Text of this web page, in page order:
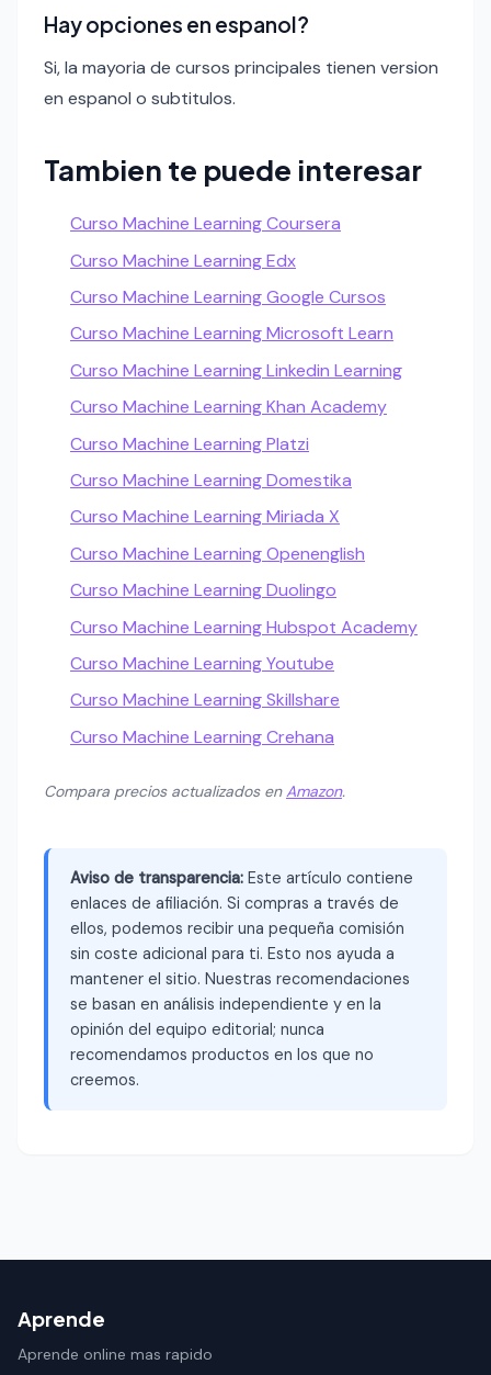
Hay opciones en espanol?
Si, la mayoria de cursos principales tienen version
en espanol o subtitulos.
Tambien te puede interesar
Curso Machine Learning Coursera
Curso Machine Learning Edx
Curso Machine Learning Google Cursos
Curso Machine Learning Microsoft Learn
Curso Machine Learning Linkedin Learning
Curso Machine Learning Khan Academy
Curso Machine Learning Platzi
Curso Machine Learning Domestika
Curso Machine Learning Miriada X
Curso Machine Learning Openenglish
Curso Machine Learning Duolingo
Curso Machine Learning Hubspot Academy
Curso Machine Learning Youtube
Curso Machine Learning Skillshare
Curso Machine Learning Crehana
Compara precios actualizados enAmazon.
Aviso de transparencia: Este artículo contiene
enlaces de afiliación. Si compras a través de
ellos, podemos recibir una pequeña comisión
sin coste adicional para ti. Esto nos ayuda a
mantener el sitio. Nuestras recomendaciones
se basan en análisis independiente y en la
opinión del equipo editorial; nunca
recomendamos productos en los que no
creemos.
Aprende
Aprende online mas rapido